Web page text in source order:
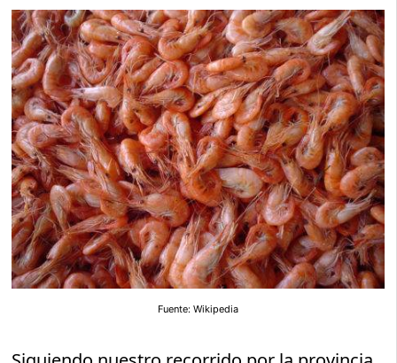
Fuente: Wikipedia